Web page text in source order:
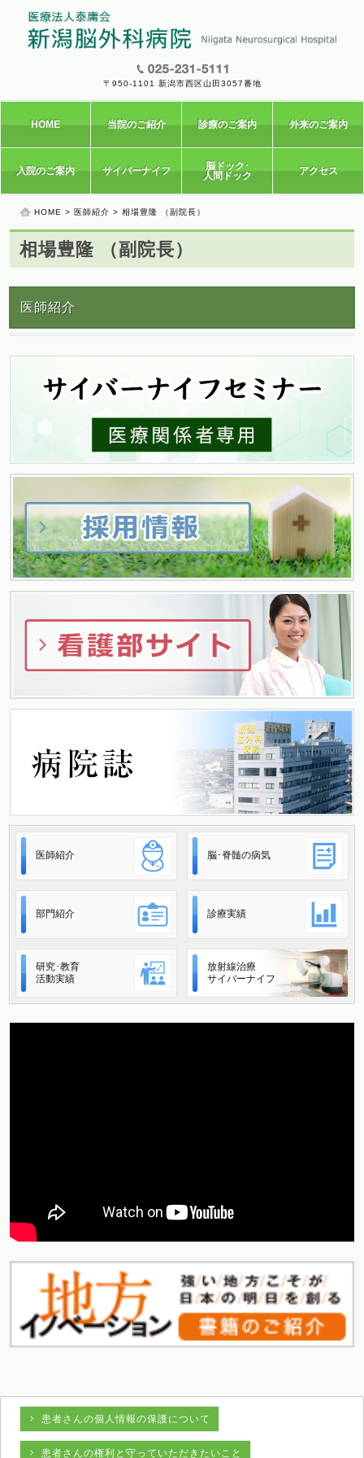
〒950-1101 新潟市西区山田3057番地
HOME 当院のご紹介 診療のご案内 外来のご案内
入院のご案内 サイバーナイフ
脳ドック･
人間ドック
アクセス
HOME > 医師紹介 > 相場豊隆 （副院長）
相場豊隆 （副院長）
医師紹介
医師紹介 脳･脊髄の病気
部門紹介 診療実績
研究･教育
活動実績
放射線治療
サイバーナイフ
患者さんの個人情報の保護について
患者さんの権利と守っていただきたいこと